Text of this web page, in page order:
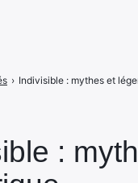
:
› Indivisible : mythes et